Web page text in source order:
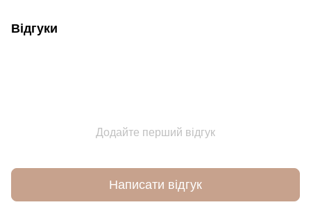
Відгуки
Додайте перший відгук
Написати відгук